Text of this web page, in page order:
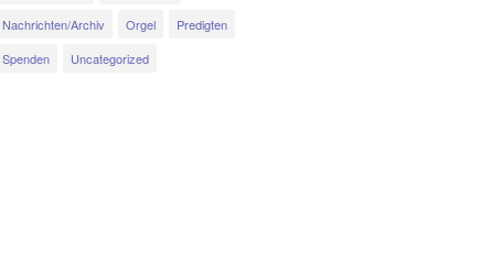
Nachrichten/Archiv
Orgel
Predigten
Spenden
Uncategorized